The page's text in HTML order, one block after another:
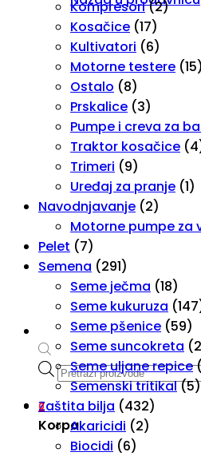
Products
search
0
Korpa
Kompresori(2)
Kosačice (17)
Kultivatori (6)
Motorne testere (15)
Ostalo (8)
Prskalice (3)
Pumpe i creva za
Traktor kosačice
Trimeri (9)
Uređaj za pranje (1)
Navodnjavanje (2)
Motorne pumpe za
Pelet (7)
Semena (291)
Seme ječma (18)
Seme kukuruza
Seme pšenice (59)
Seme suncokreta
Seme uljane repice
Semenski tritikal(5)
Zaštita bilja (432)
Akaricidi (2)
Biocidi (6)